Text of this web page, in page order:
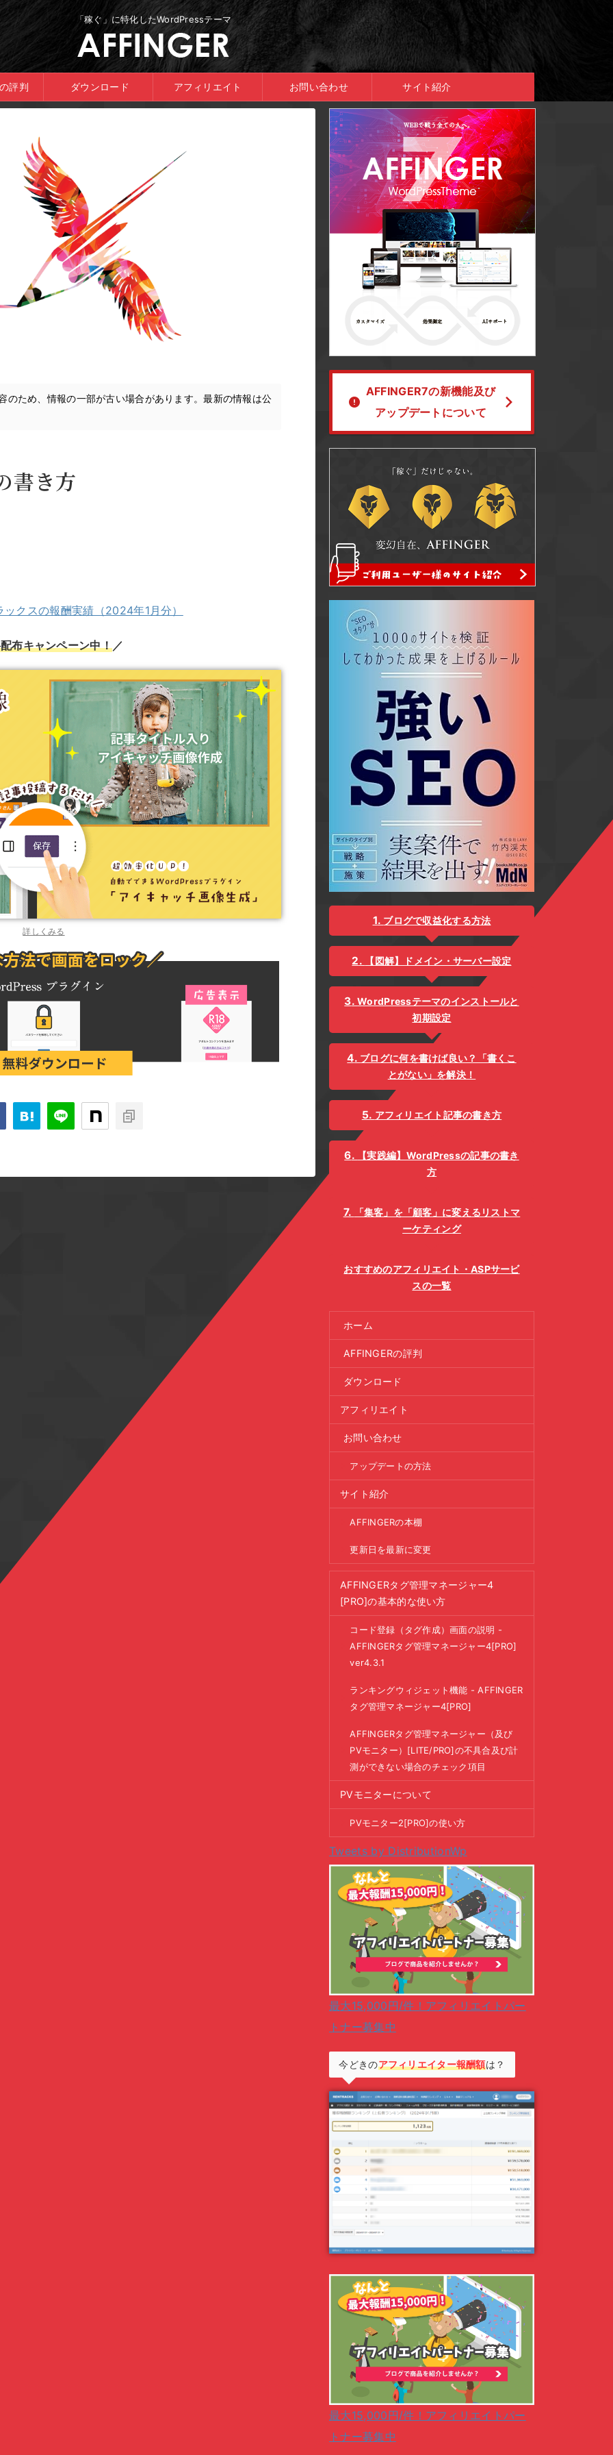
「稼ぐ」に特化したWordPressテーマ
評判 ダウンロード アフィリエイト お問い合わせ サイト紹介
のため、情報の一部が古い場合があります。最新の情報は公
書き方
クスの報酬実績（2024年1月分）
布キャンペーン中！／
詳しくみる
AFFINGER7の新機能及び
アップデートについて
ブログで収益化する方法
【図解】ドメイン・サーバー設定
WordPressテーマのインストールと
初期設定
ブログに何を書けば良い？「書くこ
とがない」を解決！
アフィリエイト記事の書き方
【実践編】WordPressの記事の書き
方
「集客」を「顧客」に変えるリストマ
ーケティング
おすすめのアフィリエイト・ASPサービ
スの一覧
ホーム
AFFINGERの評判
ダウンロード
アフィリエイト
お問い合わせ
アップデートの方法
サイト紹介
AFFINGERの本棚
更新日を最新に変更
AFFINGERタグ管理マネージャー4
[PRO]の基本的な使い方
コード登録（タグ作成）画面の説明 -
AFFINGERタグ管理マネージャー4[PRO]
ver4.3.1
ランキングウィジェット機能 - AFFINGER
タグ管理マネージャー4[PRO]
AFFINGERタグ管理マネージャー（及び
PVモニター）[LITE/PRO]の不具合及び計
測ができない場合のチェック項目
PVモニターについて
PVモニター2[PRO]の使い方
Tweets by DistributionWp
最大15,000円/件！アフィリエイトパー
トナー募集中
今どきのアフィリエイター報酬額は？
最大15,000円/件！アフィリエイトパー
トナー募集中